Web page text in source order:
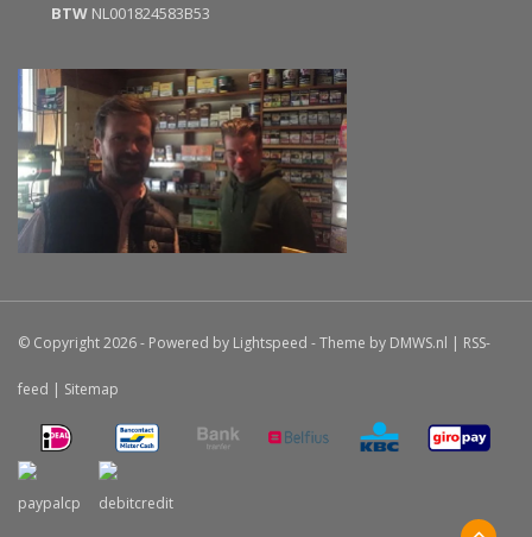
BTW NL001824583B53
© Copyright 2026 - Powered by Lightspeed - Theme by DMWS.nl | RSS-
feed | Sitemap